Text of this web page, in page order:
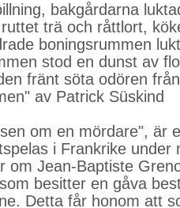
bakgårdarna
trä och råttlort,
boningsrummen
stod en dunst av
fränt söta odören
av Patrick Süskind
om en mördare", är
i Frankrike under
om Jean-Baptiste
besitter en gåva
Detta får honom att